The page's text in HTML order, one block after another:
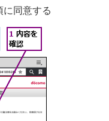
に同意する